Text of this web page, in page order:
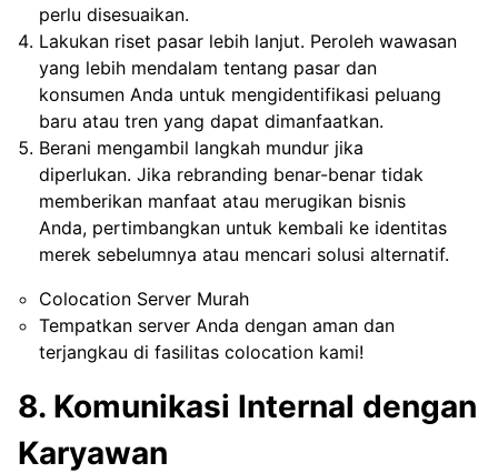
perlu disesuaikan.
Lakukan riset pasar lebih lanjut. Peroleh wawasan
yang lebih mendalam tentang pasar dan
konsumen Anda untuk mengidentifikasi peluang
baru atau tren yang dapat dimanfaatkan.
Berani mengambil langkah mundur jika
diperlukan. Jika rebranding benar-benar tidak
memberikan manfaat atau merugikan bisnis
Anda, pertimbangkan untuk kembali ke identitas
merek sebelumnya atau mencari solusi alternatif.
Colocation Server Murah
Tempatkan server Anda dengan aman dan
terjangkau di fasilitas colocation kami!
8. Komunikasi Internal dengan
Karyawan